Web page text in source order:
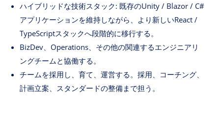
ハイブリッドな技術スタック: 既存のUnity / Blazor / C#
アプリケーションを維持しながら、より新しいReact /
TypeScriptスタックへ段階的に移行する。
BizDev、Operations、その他の関連するエンジニアリ
ングチームと協働する。
チームを採用し、育て、運営する。採用、コーチング、
計画立案、スタンダードの整備まで担う。